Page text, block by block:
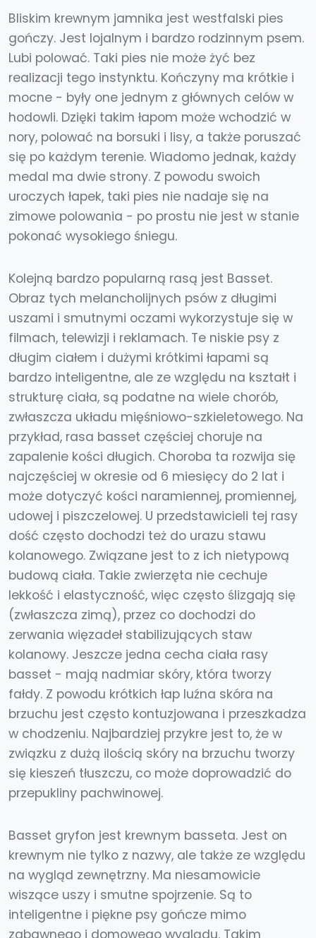
Bliskim krewnym jamnika jest westfalski pies
gończy. Jest lojalnym i bardzo rodzinnym psem.
Lubi polować. Taki pies nie może żyć bez
realizacji tego instynktu. Kończyny ma krótkie i
mocne - były one jednym z głównych celów w
hodowli. Dzięki takim łapom może wchodzić w
nory, polować na borsuki i lisy, a także poruszać
się po każdym terenie. Wiadomo jednak, każdy
medal ma dwie strony. Z powodu swoich
uroczych łapek, taki pies nie nadaje się na
zimowe polowania - po prostu nie jest w stanie
pokonać wysokiego śniegu.
Kolejną bardzo popularną rasą jest Basset.
Obraz tych melancholijnych psów z długimi
uszami i smutnymi oczami wykorzystuje się w
filmach, telewizji i reklamach. Te niskie psy z
długim ciałem i dużymi krótkimi łapami są
bardzo inteligentne, ale ze względu na kształt i
strukturę ciała, są podatne na wiele chorób,
zwłaszcza układu mięśniowo-szkieletowego. Na
przykład, rasa basset częściej choruje na
zapalenie kości długich. Choroba ta rozwija się
najczęściej w okresie od 6 miesięcy do 2 lat i
może dotyczyć kości naramiennej, promiennej,
udowej i piszczelowej. U przedstawicieli tej rasy
dość często dochodzi też do urazu stawu
kolanowego. Związane jest to z ich nietypową
budową ciała. Takie zwierzęta nie cechuje
lekkość i elastyczność, więc często ślizgają się
(zwłaszcza zimą), przez co dochodzi do
zerwania więzadeł stabilizujących staw
kolanowy. Jeszcze jedna cecha ciała rasy
basset - mają nadmiar skóry, która tworzy
fałdy. Z powodu krótkich łap luźna skóra na
brzuchu jest często kontuzjowana i przeszkadza
w chodzeniu. Najbardziej przykre jest to, że w
związku z dużą ilością skóry na brzuchu tworzy
się kieszeń tłuszczu, co może doprowadzić do
przepukliny pachwinowej.
Basset gryfon jest krewnym basseta. Jest on
krewnym nie tylko z nazwy, ale także ze względu
na wygląd zewnętrzny. Ma niesamowicie
wiszące uszy i smutne spojrzenie. Są to
inteligentne i piękne psy gończe mimo
zabawnego i domowego wyglądu. Takim